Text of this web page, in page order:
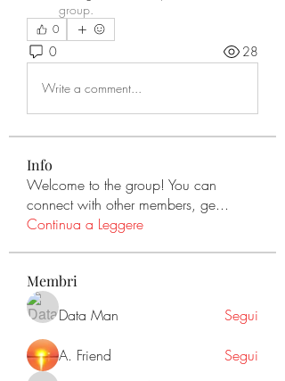
group.
0
0 28
Write a comment...
Info
Welcome to the group! You can
connect with other members, ge...
Continua a Leggere
Membri
Data Man Segui
A. Friend Segui